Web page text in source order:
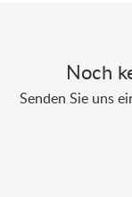
Noch
Senden Sie uns